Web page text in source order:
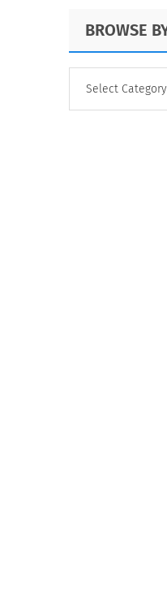
BROWSE
CATEGORY